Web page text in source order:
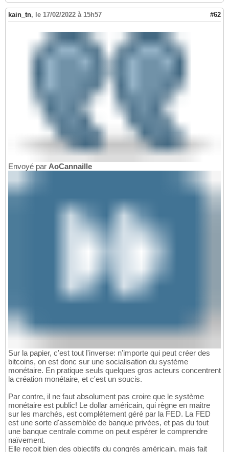
kain_tn, le 17/02/2022 à 15h57 #62
Envoyé par AoCannaille
Sur la papier, c'est tout l'inverse: n'importe qui peut créer des
bitcoins, on est donc sur une socialisation du système
monétaire. En pratique seuls quelques gros acteurs concentrent
la création monétaire, et c'est un soucis.
Par contre, il ne faut absolument pas croire que le système
monétaire est public! Le dollar américain, qui règne en maitre
sur les marchés, est complétement géré par la FED. La FED
est une sorte d'assemblée de banque privées, et pas du tout
une banque centrale comme on peut espérer le comprendre
naïvement.
Elle reçoit bien des objectifs du congrès américain, mais fait